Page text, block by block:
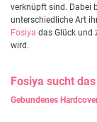
verknüpft sind. Dabei
unterschiedliche Art
Fosiya das Glück und
wird.
Fosiya sucht
Gebundenes